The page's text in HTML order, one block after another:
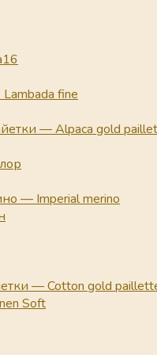
fine
— Alpaca gold
— Imperial merino
— Cotton gold
Soft